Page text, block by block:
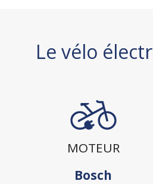
Le vélo
MOTEUR
Bosch